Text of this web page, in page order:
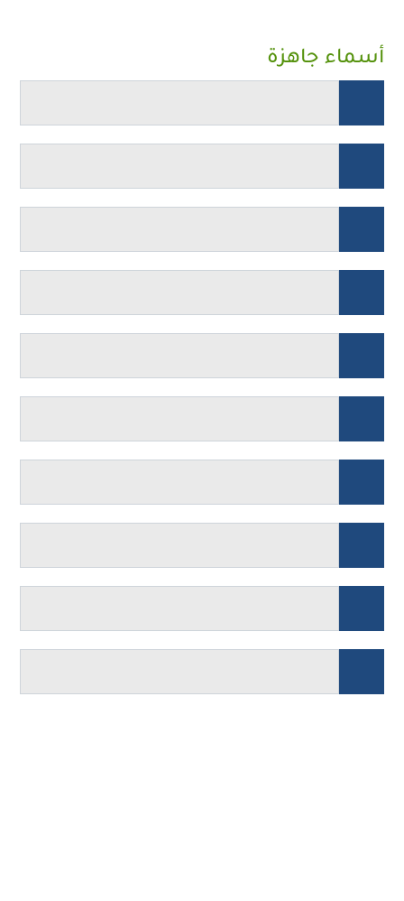
أسماء جاهزة